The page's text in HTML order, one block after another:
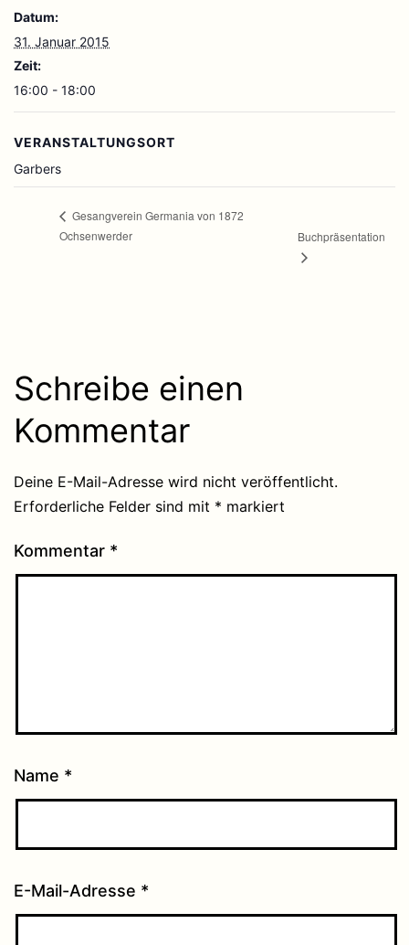
Datum:
31. Januar 2015
Zeit:
16:00 - 18:00
VERANSTALTUNGSORT
Garbers
Gesangverein Germania von 1872
Ochsenwerder
Buchpräsentation
Schreibe einen
Kommentar
Deine E-Mail-Adresse wird nicht veröffentlicht.
Erforderliche Felder sind mit * markiert
Kommentar *
Name *
E-Mail-Adresse *